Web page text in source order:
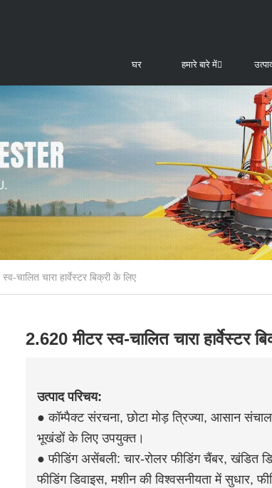
घर हमारे बारे में
चालित चारा हार्वेस्टर बिक्री के लिए
2.620 मीटर स्व-चालित चारा हार्वेस्टर
उत्पाद परिचय:
● कॉम्पैक्ट संरचना, छोटा मोड़ त्रिज्या, आसान
भूखंडों के लिए उपयुक्त।
● फीडिंग असेंबली: चार-रोलर फीडिंग चैंबर, खंडित
फीडिंग डिवाइस, मशीन की विश्वसनीयता में सुधार,